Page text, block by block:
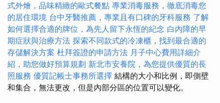
式外燴，品味精緻的歐式餐點 專業消毒服務，徹底消毒您
的居住環境 台中牙醫推薦，專業且有口碑的牙科服務 了解
如何選擇合適的牌位，為先人留下永恆的紀念 白內障的早
期症狀與治療方法 探索不同款式的冷凍櫃，找到最合適的
存儲解決方案 杜拜簽證的申請方法 月子中心費用詳細介
紹，助您做好預算規劃 新北市安養院，為您提供優質的長
照服務 優質記帳士事務所選擇 結構的大小和比例，即側壁
和集合，無法更改，但是內部分區的位置可以變化。